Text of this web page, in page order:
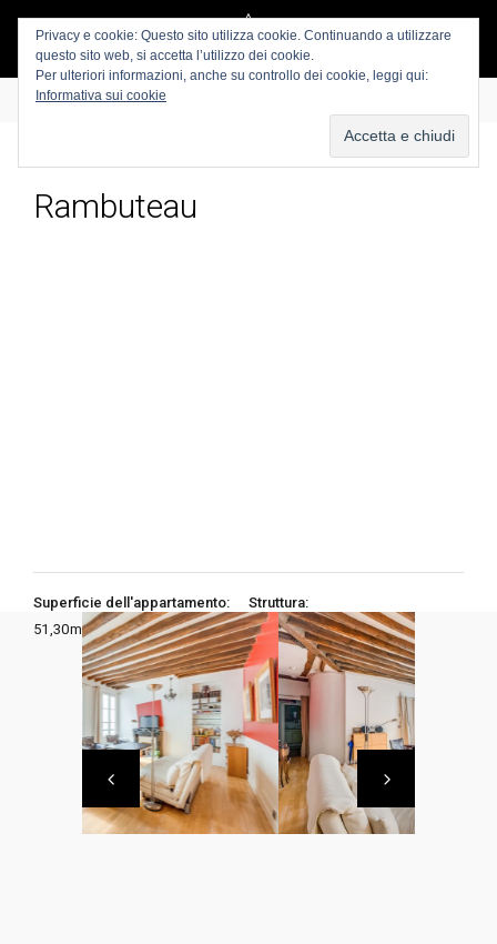
Rambuteau
Superficie dell'appartamento:
51,30m2
Struttura:
1 Camere
Privacy e cookie: Questo sito utilizza cookie. Continuando a utilizzare
questo sito web, si accetta l’utilizzo dei cookie.
Per ulteriori informazioni, anche su controllo dei cookie, leggi qui:
Informativa sui cookie